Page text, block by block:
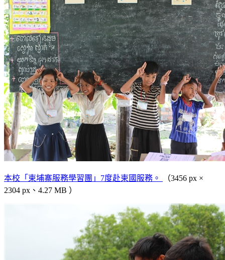
本校「柬埔寨服務學習團」7度赴柬國服務。
（3456 px ×
2304 px、4.27 MB ）